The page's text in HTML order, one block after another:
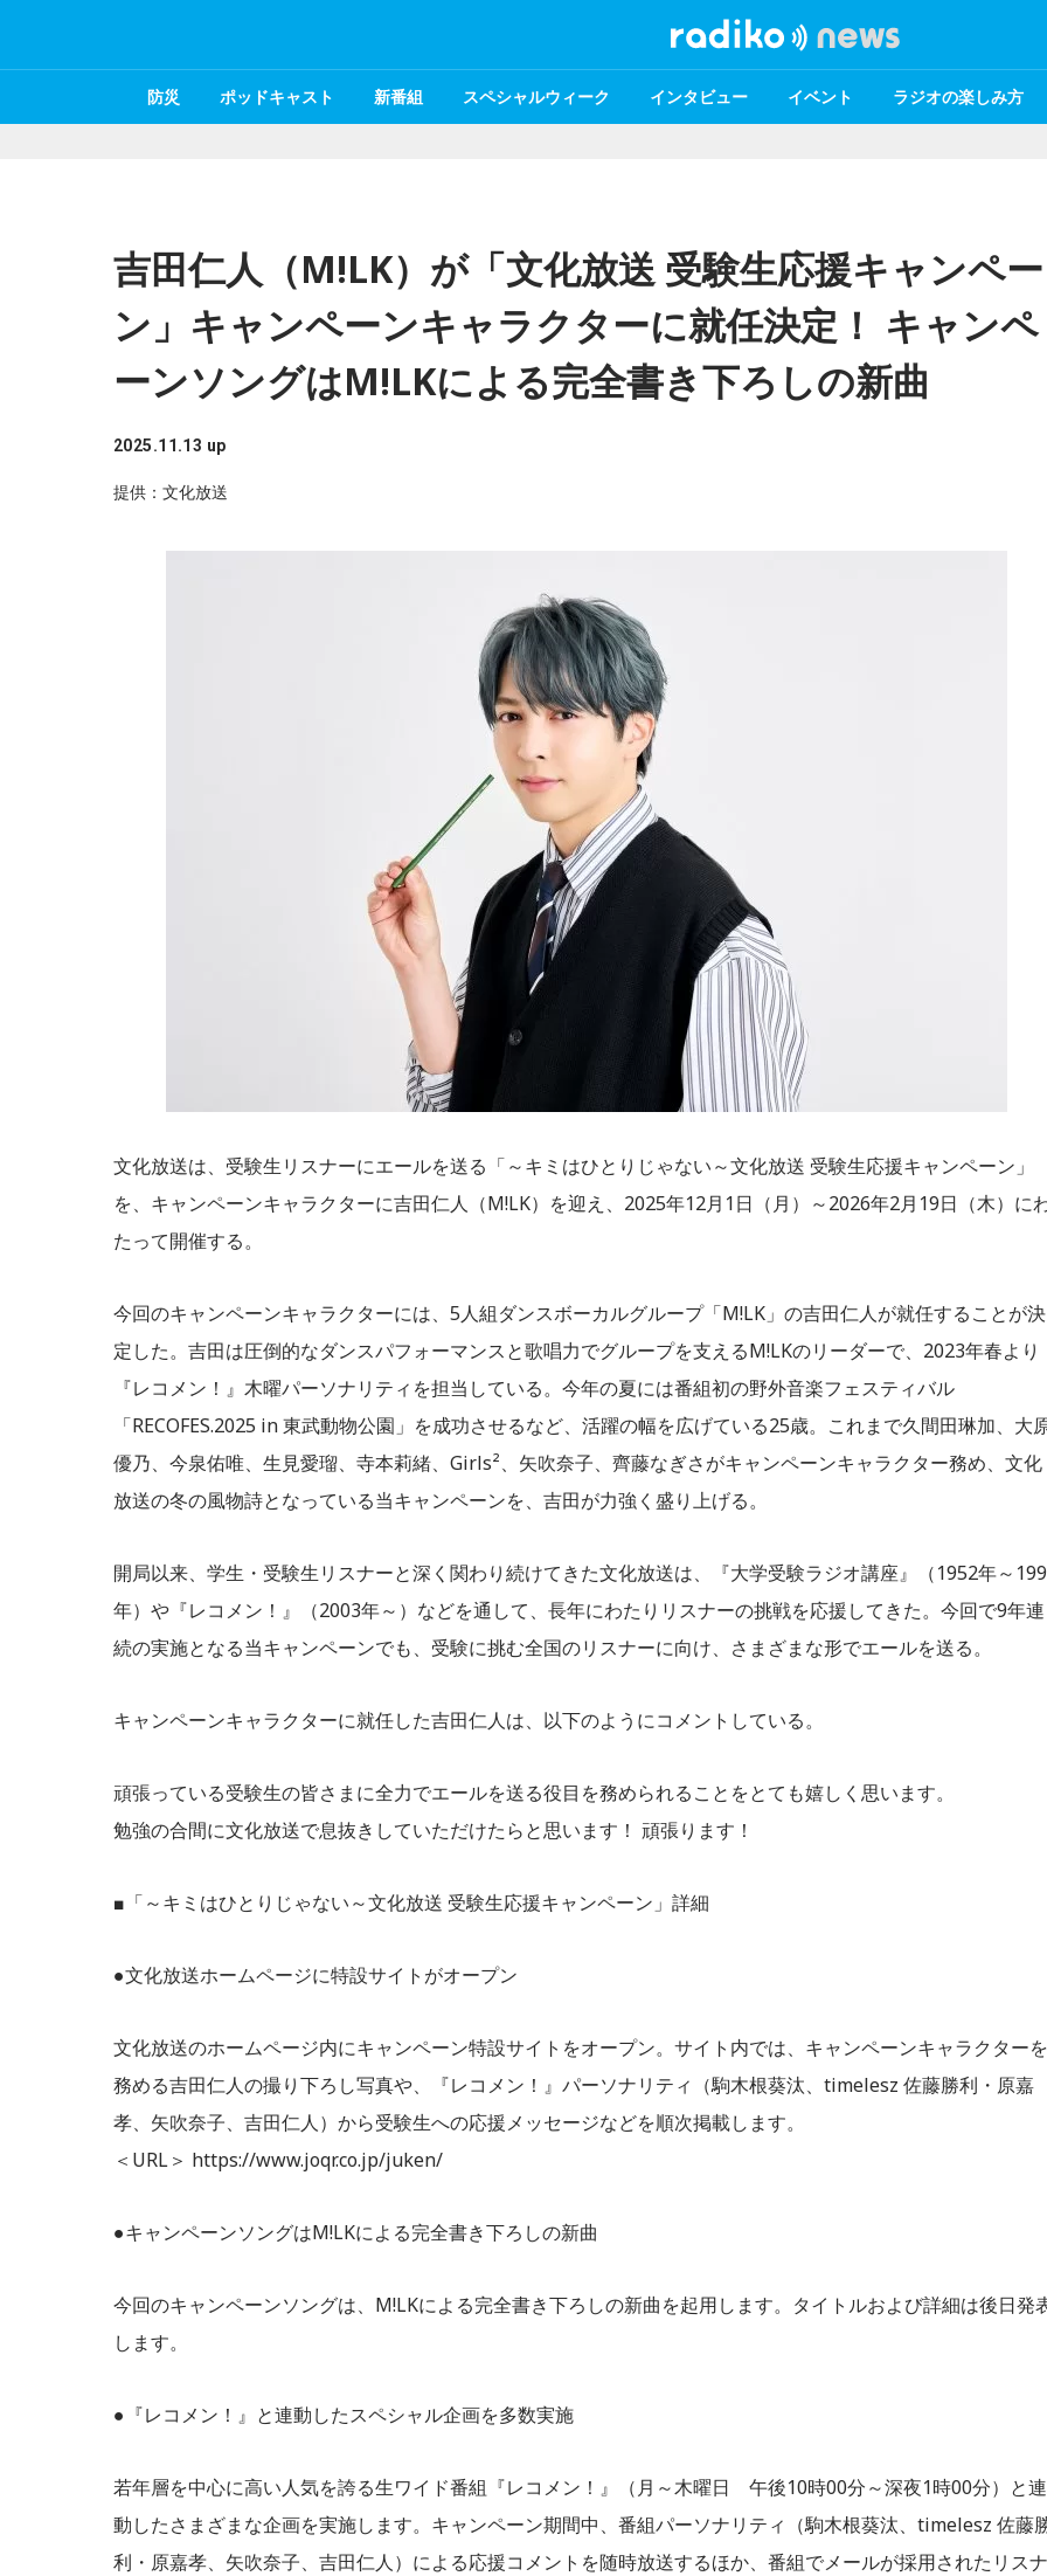
防災 ポッドキャスト 新番組 スペシャルウィーク インタビュー イベント ラジオの楽しみ方
吉田仁人（M!LK）が「文化放送 受験生応援キャンペー
ン」キャンペーンキャラクターに就任決定！ キャンペ
ーンソングはM!LKによる完全書き下ろしの新曲
2025.11.13 up
提供：文化放送
文化放送は、受験生リスナーにエールを送る「～キミはひとりじゃない～文化放送 受験生応援キャンペーン」
を、キャンペーンキャラクターに吉田仁人（M!LK）を迎え、2025年12月1日（月）～2026年2月19日（木）に
たって開催する。
今回のキャンペーンキャラクターには、5人組ダンスボーカルグループ「M!LK」の吉田仁人が就任することが決
定した。吉田は圧倒的なダンスパフォーマンスと歌唱力でグループを支えるM!LKのリーダーで、2023年春より
『レコメン！』木曜パーソナリティを担当している。今年の夏には番組初の野外音楽フェスティバル
「RECOFES.2025 in 東武動物公園」を成功させるなど、活躍の幅を広げている25歳。これまで久間田琳加、大
優乃、今泉佑唯、生見愛瑠、寺本莉緒、Girls²、矢吹奈子、齊藤なぎさがキャンペーンキャラクター務め、文化
放送の冬の風物詩となっている当キャンペーンを、吉田が力強く盛り上げる。
開局以来、学生・受験生リスナーと深く関わり続けてきた文化放送は、『大学受験ラジオ講座』（1952年～
年）や『レコメン！』（2003年～）などを通して、長年にわたりリスナーの挑戦を応援してきた。今回で9年連
続の実施となる当キャンペーンでも、受験に挑む全国のリスナーに向け、さまざまな形でエールを送る。
キャンペーンキャラクターに就任した吉田仁人は、以下のようにコメントしている。
頑張っている受験生の皆さまに全力でエールを送る役目を務められることをとても嬉しく思います。
勉強の合間に文化放送で息抜きしていただけたらと思います！ 頑張ります！
■「～キミはひとりじゃない～文化放送 受験生応援キャンペーン」詳細
●文化放送ホームページに特設サイトがオープン
文化放送のホームページ内にキャンペーン特設サイトをオープン。サイト内では、キャンペーンキャラクターを
務める吉田仁人の撮り下ろし写真や、『レコメン！』パーソナリティ（駒木根葵汰、timelesz 佐藤勝利・原嘉
孝、矢吹奈子、吉田仁人）から受験生への応援メッセージなどを順次掲載します。
＜URL＞ https://www.joqr.co.jp/juken/
●キャンペーンソングはM!LKによる完全書き下ろしの新曲
今回のキャンペーンソングは、M!LKによる完全書き下ろしの新曲を起用します。タイトルおよび詳細は後日発
します。
●『レコメン！』と連動したスペシャル企画を多数実施
若年層を中心に高い人気を誇る生ワイド番組『レコメン！』（月～木曜日 午後10時00分～深夜1時00分）と連
動したさまざまな企画を実施します。キャンペーン期間中、番組パーソナリティ（駒木根葵汰、timelesz 佐藤
利・原嘉孝、矢吹奈子、吉田仁人）による応援コメントを随時放送するほか、番組でメールが採用されたリスナ